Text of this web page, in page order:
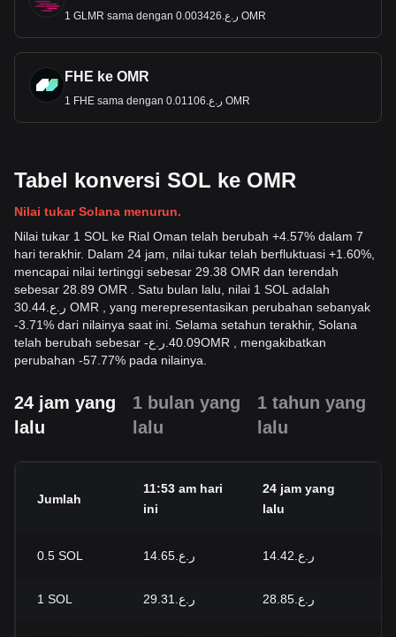
1 GLMR sama dengan ر.ع.0.003426 OMR
FHE ke OMR
1 FHE sama dengan ر.ع.0.01106 OMR
Tabel konversi SOL ke OMR
Nilai tukar Solana menurun.
Nilai tukar 1 SOL ke Rial Oman telah berubah +4.57% dalam 7
hari terakhir. Dalam 24 jam, nilai tukar telah berfluktuasi +1.60%,
mencapai nilai tertinggi sebesar 29.38 OMR dan terendah
sebesar 28.89 OMR . Satu bulan lalu, nilai 1 SOL adalah
ر.ع.30.44 OMR , yang merepresentasikan perubahan sebanyak
-3.71% dari nilainya saat ini. Selama setahun terakhir, Solana
telah berubah sebesar - 40.09OMR , mengakibatkan
perubahan -57.77% pada nilainya.
24 jam yang
lalu
1 bulan yang
lalu
1 tahun yang
lalu
Jumlah
11:53 am hari
ini
24 jam yang
lalu
0.5 SOL ر.ع.14.65 ر.ع.14.42
1 SOL ر.ع.29.31 ر.ع.28.85